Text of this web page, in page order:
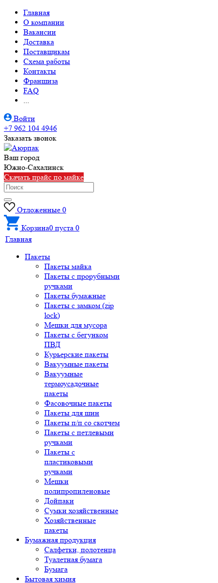
Главная
О компании
Вакансии
Доставка
Поставщикам
Схема работы
Контакты
Франшиза
FAQ
...
Войти
+7 962 104 4946
Заказать звонок
Ваш город
Южно-Cахалинск
Скачать прайс по майке
Отложенные 0
Корзина0 пуста 0
Главная
Пакеты
Пакеты майка
Пакеты с прорубными
ручками
Пакеты бумажные
Пакеты с замком (zip
lock)
Мешки для мусора
Пакеты с бегунком
ПВД
Курьерские пакеты
Вакуумные пакеты
Вакуумные
термоусадочные
пакеты
Фасовочные пакеты
Пакеты для шин
Пакеты п/п со скотчем
Пакеты с петлевыми
ручками
Пакеты с
пластиковыми
ручками
Мешки
полипропиленовые
Дойпаки
Сумки хозяйственные
Хозяйственные
пакеты
Бумажная продукция
Салфетки, полотенца
Туалетная бумага
Бумага
Бытовая химия